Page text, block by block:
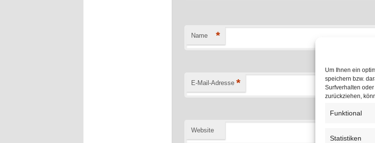
Um Ihnen ein
speichern bzw.
Surfverhalten
zurückziehen,
Funktional
Statistiken
Name *
E-Mail-Adresse *
Website